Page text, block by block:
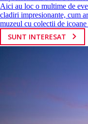
Aici au loc o multime de
cladiri impresionante, cum
muzeul cu colectii de
SUNT INTERESAT